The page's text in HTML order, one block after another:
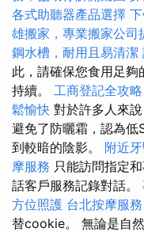
各式助聽器產品選擇
雄搬家，專業搬家公司
鋼水槽，耐用且易清潔
此，請確保您食用足
持續。 工商登記全攻略
鬆愉快 對於許多人來
避免了防曬霜，認為低
到較暗的陰影。 附近
摩服務 只能訪問指定
話客戶服務記錄對話。
方位照護 台北按摩服務
替cookie。 無論是自